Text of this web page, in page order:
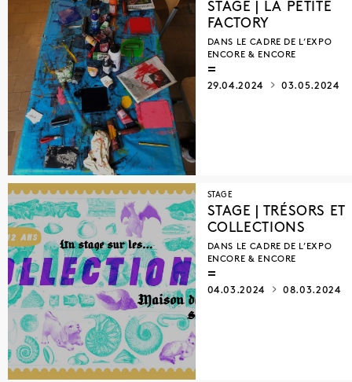
STAGE | LA PETITE
FACTORY
DANS LE CADRE DE L’EXPO
ENCORE & ENCORE
29.04.2024 03.05.2024
STAGE
STAGE | TRÉSORS ET
COLLECTIONS
DANS LE CADRE DE L’EXPO
ENCORE & ENCORE
04.03.2024 08.03.2024